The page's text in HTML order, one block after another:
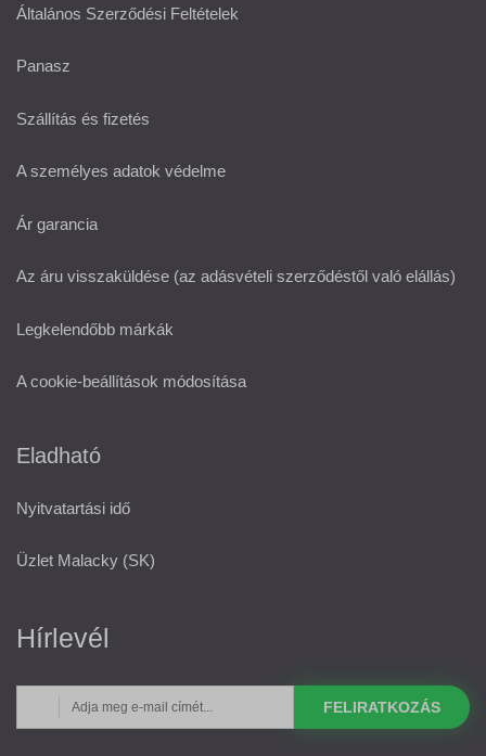
Általános Szerződési Feltételek
Panasz
Szállítás és fizetés
A személyes adatok védelme
Ár garancia
Az áru visszaküldése (az adásvételi szerződéstől való elállás)
Legkelendőbb márkák
A cookie-beállítások módosítása
Eladható
Nyitvatartási idő
Üzlet Malacky (SK)
Hírlevél
FELIRATKOZÁS